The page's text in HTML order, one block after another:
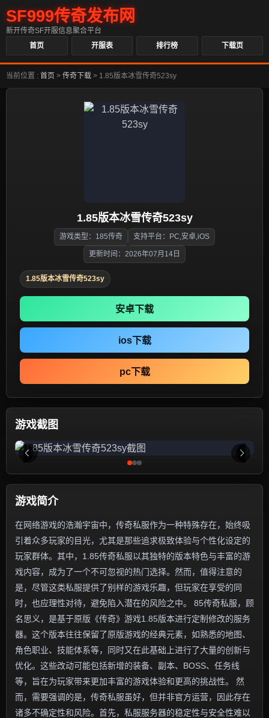
SF999传奇发布网
新开传奇SF开服信息聚合平台
首页
开服表 排行榜 下载页
当前位置 : 首页 > 传奇下载 > 1.85版本冰雪传奇523sy
1.85版本冰雪传奇523sy
游戏类型：185传奇 支持平台：PC,安卓,iOS
更新时间：2026年07月14日
1.85版本冰雪传奇523sy
安卓下载
ios下载
pc下载
游戏截图
游戏简介
在网络游戏的浩瀚宇宙中，传奇私服作为一种特殊存在，始终吸
引着众多玩家的目光，尤其是那些追求极致体验与个性化设定的
玩家群体。其中，1.85传奇私服以其独特的版本特色与丰富的游
戏内容，成为了一个不可忽视的热门选择。然而，值得注意的
是，尽管这类私服提供了别样的游戏乐趣，但玩家在享受的同
时，也应理性对待，避免陷入潜在的风险之中。 85传奇私服，顾
名思义，是基于原版《传奇》游戏1.85版本进行定制修改的服务
器。这个版本往往保留了原版游戏的经典元素，如熟悉的地图、
角色职业、技能体系等，同时又在此基础上进行了大量的创新与
优化。这些改动可能包括新增的装备、副本、BOSS、任务线
等，旨在为玩家带来更加丰富的游戏体验和更高的挑战性。 然
而，需要强调的是，传奇私服虽好，但并非官方运营，因此存在
诸多不确定性和风险。首先，私服服务器的稳定性与安全性难以